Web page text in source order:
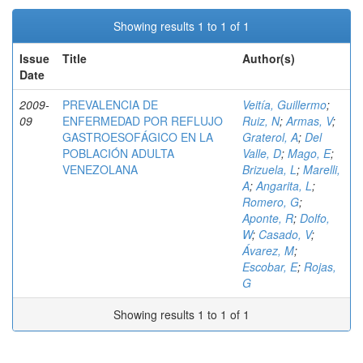
Showing results 1 to 1 of 1
Issue
Date
Title Author(s)
2009-
09
PREVALENCIA DE
ENFERMEDAD POR REFLUJO
GASTROESOFÁGICO EN LA
POBLACIÓN ADULTA
VENEZOLANA
Veitía, Guillermo;
Ruiz, N;Armas, V;
Graterol, A; Del
Valle, D; Mago, E;
Brizuela, L; Marelli,
A;Angarita, L;
Romero, G;
Aponte, R; Dolfo,
W; Casado, V;
Ávarez, M;
Escobar, E; Rojas,
G
Showing results 1 to 1 of 1